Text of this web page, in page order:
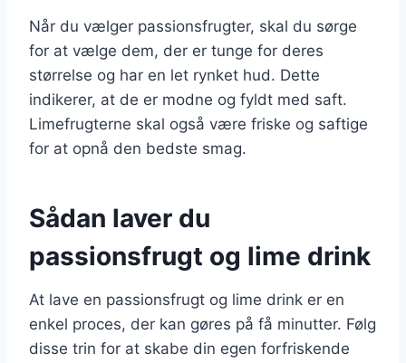
Når du vælger passionsfrugter, skal du sørge
for at vælge dem, der er tunge for deres
størrelse og har en let rynket hud. Dette
indikerer, at de er modne og fyldt med saft.
Limefrugterne skal også være friske og saftige
for at opnå den bedste smag.
Sådan laver du
passionsfrugt og lime drink
At lave en passionsfrugt og lime drink er en
enkel proces, der kan gøres på få minutter. Følg
disse trin for at skabe din egen forfriskende